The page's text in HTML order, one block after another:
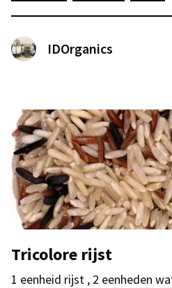
IDOrganics
Tricolore rijst
1 eenheid rijst , 2 eenheden